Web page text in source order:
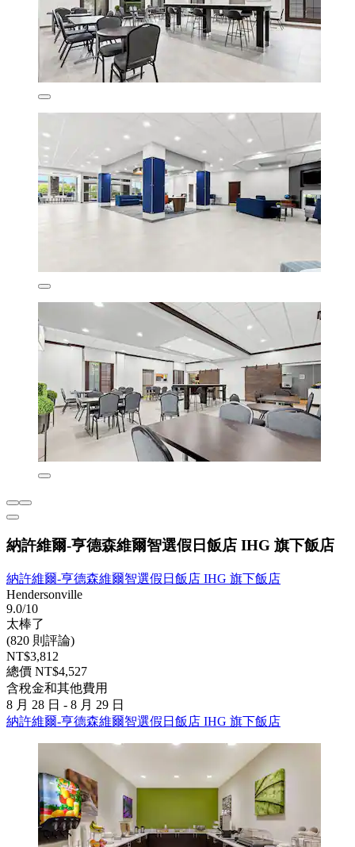
納許維爾-亨德森維爾智選假日飯店 IHG 旗下飯店
納許維爾-亨德森維爾智選假日飯店 IHG 旗下飯店
Hendersonville
9.0/10
太棒了
(820 則評論)
NT$3,812
總價 NT$4,527
含稅金和其他費用
8 月 28 日 - 8 月 29 日
納許維爾-亨德森維爾智選假日飯店 IHG 旗下飯店